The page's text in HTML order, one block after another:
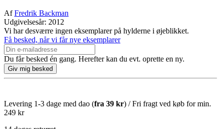
AfFredrik Backman
Udgivelsesår: 2012
Vi har desværre ingen eksemplarer på hylderne i øjeblikket.
Få besked, når vi får nye eksemplarer
Du får besked én gang. Herefter kan du evt. oprette en ny.
Levering 1-3 dage med dao (fra 39 kr) / Fri fragt ved køb for min.
249 kr